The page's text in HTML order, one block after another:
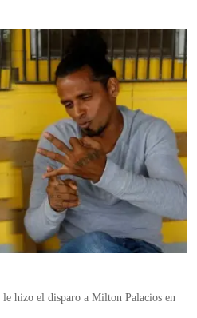
hizo el disparo a Milton Palacios en